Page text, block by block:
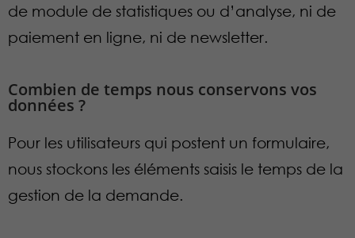
de module de statistiques ou d’analyse, ni de
paiement en ligne, ni de newsletter.
Combien de temps nous conservons vos
données ?
Pour les utilisateurs qui postent un formulaire,
nous stockons les éléments saisis le temps de la
gestion de la demande.